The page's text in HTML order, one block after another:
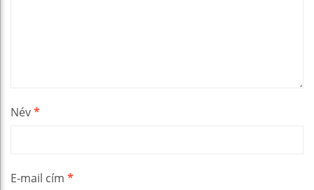
Név*
E-mail cím *